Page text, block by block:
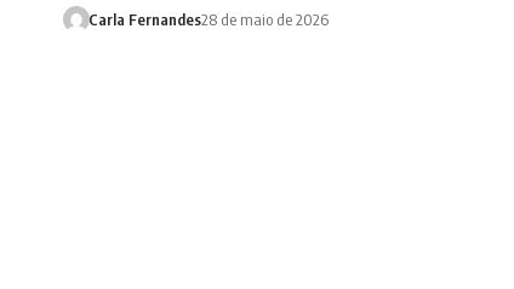
Carla Fernandes28 de maio de 2026